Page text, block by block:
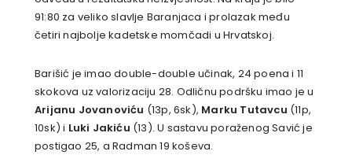
91:80 za veliko slavlje Baranjaca i prolazak među
četiri najbolje kadetske momčadi u Hrvatskoj.
Barišić je imao double-double učinak, 24 poena i 11
skokova uz valorizaciju 28. Odličnu podršku imao je u
Arijanu Jovanoviću (13p, 6sk), Marku Tutavcu (11p,
10sk) i Luki Jakiću (13). U sastavu poraženog Savić je
postigao 25, a Radman 19 koševa.